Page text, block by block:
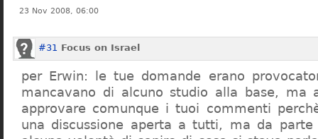
23 Nov 2008, 06:00
#31 Focus on Israel
per Erwin: le tue domande erano
mancavano di alcuno studio alla base, ma
approvare comunque i tuoi commenti
una discussione aperta a tutti, ma da parte